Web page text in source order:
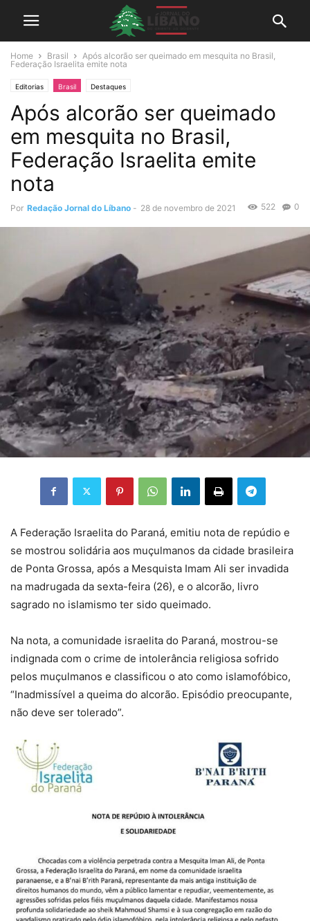
Home Brasil
Após alcorão ser queimado em mesquita no Brasil,
Federação Israelita emite nota
Editorias Brasil Destaques
Após alcorão ser queimado
em mesquita no Brasil,
Federação Israelita emite
nota
Por Redação Jornal do Líbano - 28 de novembro de 2021 0
522
A Federação Israelita do Paraná, emitiu nota de repúdio e
se mostrou solidária aos muçulmanos da cidade brasileira
de Ponta Grossa, após a Mesquista Imam Ali ser invadida
na madrugada da sexta-feira (26), e o alcorão, livro
sagrado no islamismo ter sido queimado.
Na nota, a comunidade israelita do Paraná, mostrou-se
indignada com o crime de intolerância religiosa sofrido
pelos muçulmanos e classificou o ato como islamofóbico,
“Inadmissível a queima do alcorão. Episódio preocupante,
não deve ser tolerado”.